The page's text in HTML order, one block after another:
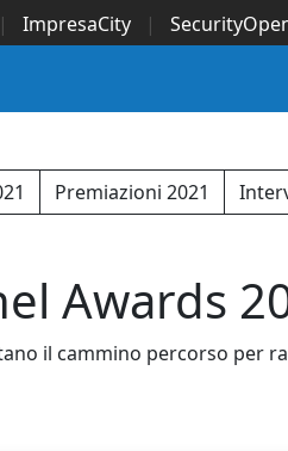
| ImpresaCity |
Security
Premiazioni 2021
Awards
il cammino percorso per